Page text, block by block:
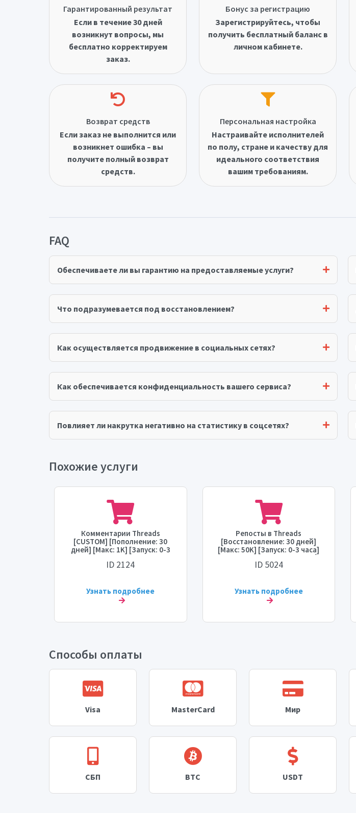
Гарантированный результат
Если в течение 30 дней
возникнут вопросы, мы
бесплатно корректируем
заказ.
Бонус за регистрацию
Зарегистрируйтесь, чтобы
получить бесплатный баланс в
личном кабинете.
Возврат средств
Если заказ не выполнится или
возникнет ошибка – вы
получите полный возврат
средств.
Персональная настройка
Настраивайте исполнителей
по полу, стране и качеству для
идеального соответствия
вашим требованиям.
FAQ
Обеспечиваете ли вы гарантию на предоставляемые услуги?
Что подразумевается под восстановлением?
Как осуществляется продвижение в социальных сетях?
Как обеспечивается конфиденциальность вашего сервиса?
Повлияет ли накрутка негативно на статистику в соцсетях?
Похожие услуги
Комментарии Threads
[CUSTOM] [Пополнение: 30
дней] [Макс: 1K] [Запуск: 0-3
часа] [Скорость: до 1K в день]
💧⛔
ID 2124
Узнать подробнее
Репосты в Threads
[Восстановление: 30 дней]
[Макс: 50K] [Запуск: 0-3 часа]
[Скорость: до 50K в сутки] 💧
⛔
ID 5024
Узнать подробнее
Способы оплаты
Visa MasterCard Мир
СБП BTC USDT